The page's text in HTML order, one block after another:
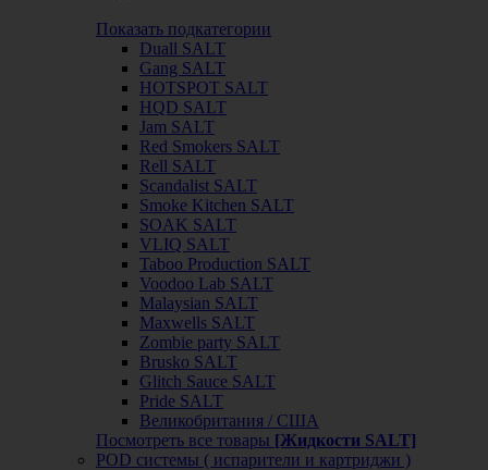
Показать подкатегории
Duall SALT
Gang SALT
HOTSPOT SALT
HQD SALT
Jam SALT
Red Smokers SALT
Rell SALT
Scandalist SALT
Smoke Kitchen SALT
SOAK SALT
VLIQ SALT
Taboo Production SALT
Voodoo Lab SALT
Malaysian SALT
Maxwells SALT
Zombie party SALT
Brusko SALT
Glitch Sauce SALT
Pride SALT
Великобритания / США
Посмотреть все товары [Жидкости SALT]
POD системы ( испарители и картриджи )